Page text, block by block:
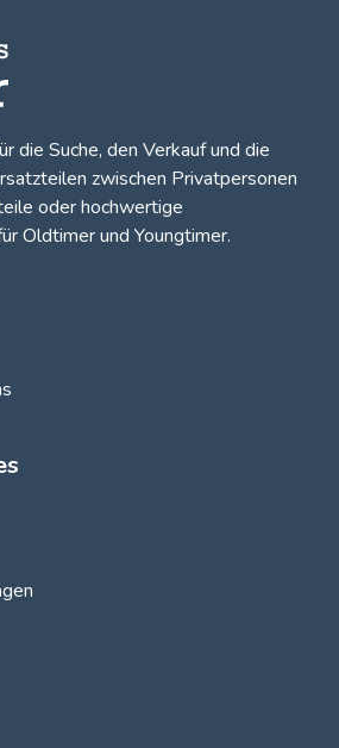
die Suche, den Verkauf und die
zwischen Privatpersonen
oder hochwertige
Oldtimer und Youngtimer.